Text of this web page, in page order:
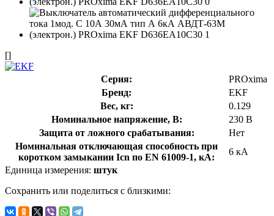
[]
Серия:
PROxima
Бренд:
EKF
Вес, кг:
0.129
Номинальное напряжение, В:
230 В
Защита от ложного срабатывания:
Нет
Номинальная отключающая способность при
коротком замыкании Icn по EN 61009-1, кА:
6 кА
Единица измерения: штук
Сохранить или поделиться с близкими: